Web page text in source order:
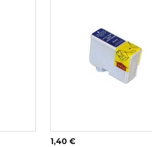
ADICIONAR AO CARRINHO
Preço
1,40 €